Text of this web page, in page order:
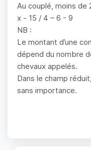
Au couplé, moins de
x - 15 / 4 – 6 - 9
NB :
Le montant d’une
dépend du nombre
chevaux appelés.
Dans le champ
sans importance.